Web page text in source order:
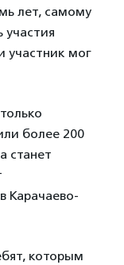
лет, самому
участник мог
более 200
станет
Карачаево-
которым